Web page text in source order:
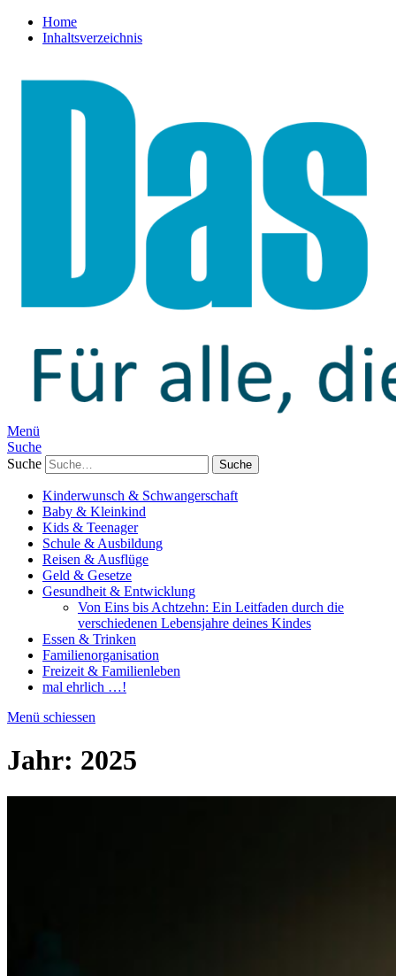
Home
Inhaltsverzeichnis
Menü
Suche
Suche
Kinderwunsch & Schwangerschaft
Baby & Kleinkind
Kids & Teenager
Schule & Ausbildung
Reisen & Ausflüge
Geld & Gesetze
Gesundheit & Entwicklung
Von Eins bis Achtzehn: Ein Leitfaden durch die
verschiedenen Lebensjahre deines Kindes
Essen & Trinken
Familienorganisation
Freizeit & Familienleben
mal ehrlich …!
Menü schiessen
Jahr: 2025